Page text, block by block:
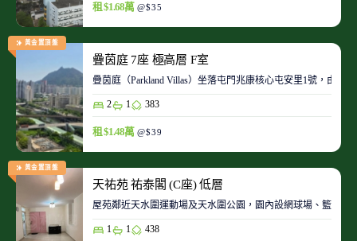
租 $1.68萬 @$35
黃金置頂盤
疊茵庭 7座 極高層 F室
疊茵庭（Parkland Villas）坐落屯門兆康核心屯安里1號，由
2 1 383
租 $1.48萬 @$39
黃金置頂盤
天祐苑 祐泰閣 (C座) 低層
屋苑鄰近天水圍運動場及天水圍公園，園內設網球場、籃球
1 1 438